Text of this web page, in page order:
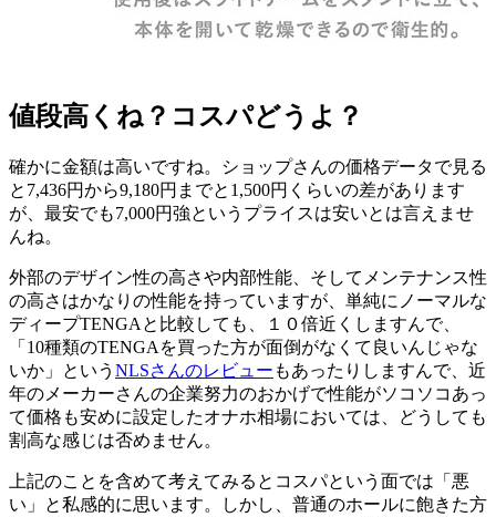
値段高くね？コスパどうよ？
確かに金額は高いですね。ショップさんの価格データで見る
と 7,436円から9,180円 までと1,500円くらいの差があります
が、最安でも7,000円強というプライスは安いとは言えませ
んね。
外部のデザイン性の高さや内部性能、そしてメンテナンス性
の高さはかなりの性能を持っていますが、単純にノーマルな
ディープTENGAと比較しても、１０倍近くしますんで、
「10種類のTENGAを買った方が面倒がなくて良いんじゃな
いか」という NLSさんのレビュー もあったりしますんで、近
年のメーカーさんの企業努力のおかげで性能がソコソコあっ
て価格も安めに設定したオナホ相場においては、どうしても
割高な感じは否めません。
上記のことを含めて考えてみるとコスパという面では「悪
い」と私感的に思います。しかし、普通のホールに飽きた方